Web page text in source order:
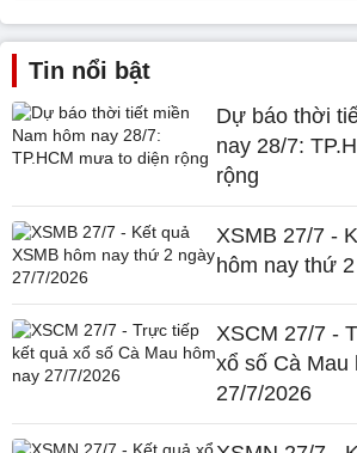
Tin nổi bật
Dự báo thời
nay 28/7:
rộng
XSMB 27/7 -
hôm nay thứ
XSCM 27/7 -
xổ số Cà Mau
27/7/2026